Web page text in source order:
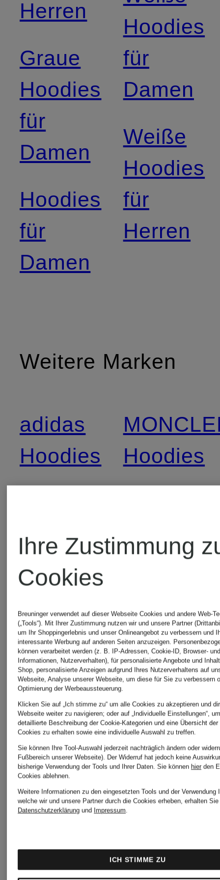
Herren
Graue
Hoodies
für
Damen
Hoodies
für
Damen
Hoodies
für
Damen
Weiße
Hoodies
für
Herren
Weitere Marken
adidas
Hoodies
PARIS
Hoodies
BOSS
Hoodies
Calvin
Klein
Hoodies
ELBSAND
Hoodies
White
Hoodies
RALPH
LAUREN
Hoodies
RALPH
Ihre Zustimmung
Cookies
Breuninger verwendet auf dieser Webseite Cookies und andere Web-
(„Tools“). Mit Ihrer Zustimmung nutzen wir und unsere Partner
um Ihr Shoppingerlebnis und unser Onlineangebot zu verbessern und
interessante Werbung auf anderen Seiten anzuzeigen.
können verarbeitet werden (z. B. IP-Adressen, Cookie-ID, Browser-
Informationen, Nutzerverhalten), für personalisierte Angebote und
Shop, personalisierte Anzeigen aufgrund Ihres Nutzerverhaltens auf
Webseite, Analyse unserer Webseite, um diese für Sie zu verbessern
Optimierung der Werbeaussteuerung.
Klicken Sie auf „Ich stimme zu“ um alle Cookies zu akzeptieren und
Webseite weiter zu navigieren; oder auf „Individuelle Einstellungen“,
detaillierte Beschreibung der Cookie-Kategorien und eine Übersicht
Cookies zu erhalten sowie eine individuelle Auswahl zu treffen.
Sie können Ihre Tool-Auswahl jederzeit nachträglich ändern oder
Fußbereich unserer Webseite). Der Widerruf hat jedoch keine
bisherige Verwendung der Tools und Ihrer Daten. Sie können hier den
Cookies ablehnen.
Weitere Informationen zu den eingesetzten Tools und der Verwendung
welche wir und unsere Partner durch die Cookies erheben, erhalten
Datenschutzerklärung und Impressum.
ICH STIMME ZU